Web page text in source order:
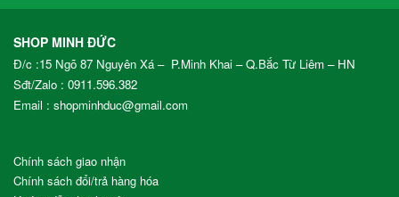
SHOP MINH ĐỨC
Đ/c :15 Ngõ 87 Nguyên Xá – P.Minh Khai – Q.Bắc Từ Liêm – HN
Sđt/Zalo : 0911.596.382
Email : shopminhduc@gmail.com
Chính sách giao nhận
Chính sách đổi/trả hàng hóa